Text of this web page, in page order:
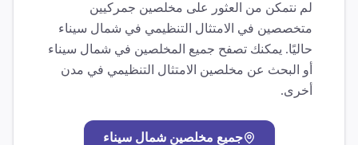
لم نتمكن من العثور على مخلصين جمركيين
متخصصين في الامتثال التنظيمي في شمال سيناء
حاليًا. يمكنك تصفح جميع المخلصين في شمال سيناء
أو البحث عن مخلصين الامتثال التنظيمي في مدن
أخرى.
جميع مخلصينشمال سيناء